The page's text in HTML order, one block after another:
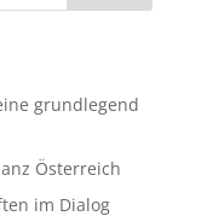
grundlegend
Österreich
im Dialog